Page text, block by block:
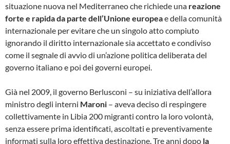
situazione nuova nel Mediterraneo che richiede una reazione
forte e rapida da parte dell’Unione europeae della comunità
internazionale per evitare che un singolo atto compiuto
ignorando il diritto internazionale sia accettato e condiviso
come il segnale di avvio di un’azione politica deliberata del
governo italiano e poi dei governi europei.
Già nel 2009, il governo Berlusconi – su iniziativa dell’allora
ministro degli interni Maroni – aveva deciso di respingere
collettivamente in Libia 200 migranti contro la loro volontà,
senza essere prima identificati, ascoltati e preventivamente
informati sulla loro effettiva destinazione. Tre anni dopo la